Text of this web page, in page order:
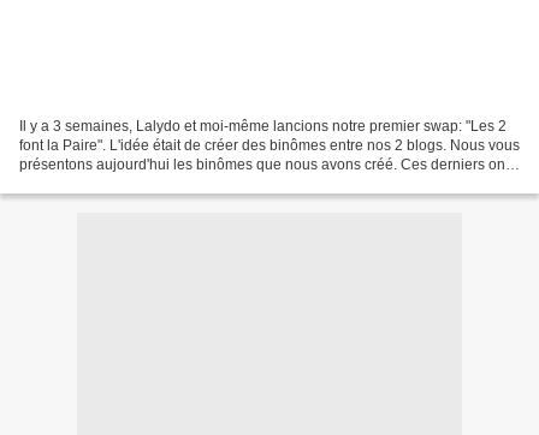
Il y a 3 semaines, Lalydo et moi-même lancions notre premier swap: "Les 2
font la Paire". L'idée était de créer des binômes entre nos 2 blogs. Nous vous
présentons aujourd'hui les binômes que nous avons créé. Ces derniers ont